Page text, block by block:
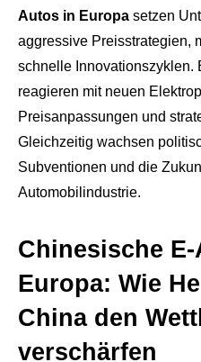
Autos in Europa setzen
aggressive Preisstrategien,
schnelle Innovationszyklen.
reagieren mit neuen
Preisanpassungen und
Gleichzeitig wachsen
Subventionen und die
Automobilindustrie.
Chinesische
Europa: Wie
China den
verschärfen